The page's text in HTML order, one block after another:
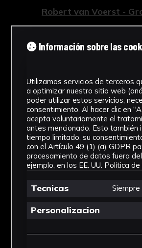
Robert van Voerst -
Grabados
1759
Estilo
Barroco
Técnica
Grabado a
Ver más
Descargar
Información sobre las
Utilizamos servicios de terceros
a optimizar nuestro sitio web
poder utilizar estos servicios,
consentimiento. Al hacer clic en
acepta voluntariamente el
antes mencionado. Esto también
tiempo limitado, su
con el Artículo 49 (1) (a) GDPR
procesamiento de datos fuera del
ejemplo, en los EE. UU. Política de
Tecnicas
Personalizacion